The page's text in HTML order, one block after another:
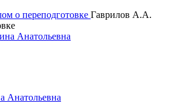
Гаврилов А.А.
Анатольевна